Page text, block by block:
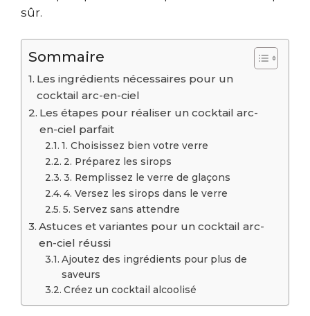
sûr.
Sommaire
Les ingrédients nécessaires pour un
cocktail arc-en-ciel
Les étapes pour réaliser un cocktail arc-
en-ciel parfait
1. Choisissez bien votre verre
2. Préparez les sirops
3. Remplissez le verre de glaçons
4. Versez les sirops dans le verre
5. Servez sans attendre
Astuces et variantes pour un cocktail arc-
en-ciel réussi
Ajoutez des ingrédients pour plus de
saveurs
Créez un cocktail alcoolisé